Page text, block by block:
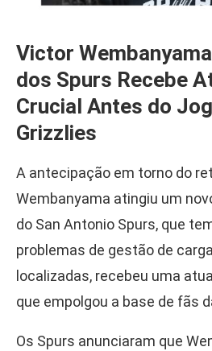
Victor
dos Spurs Recebe
Crucial Antes do
Grizzlies
A antecipação em torno do
Wembanyama atingiu um
do San Antonio Spurs, que
problemas de gestão de
localizadas, recebeu uma
que empolgou a base de fãs
Os Spurs anunciaram que